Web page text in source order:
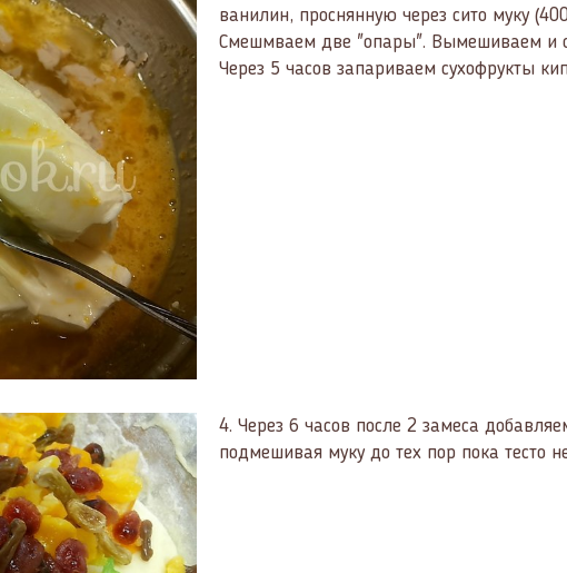
ванилин, проснянную через сито муку
Смешмваем две "опары". Вымешиваем и
Через 5 часов запариваем сухофрукты
4. Через 6 часов после 2 замеса
подмешивая муку до тех пор пока тесто